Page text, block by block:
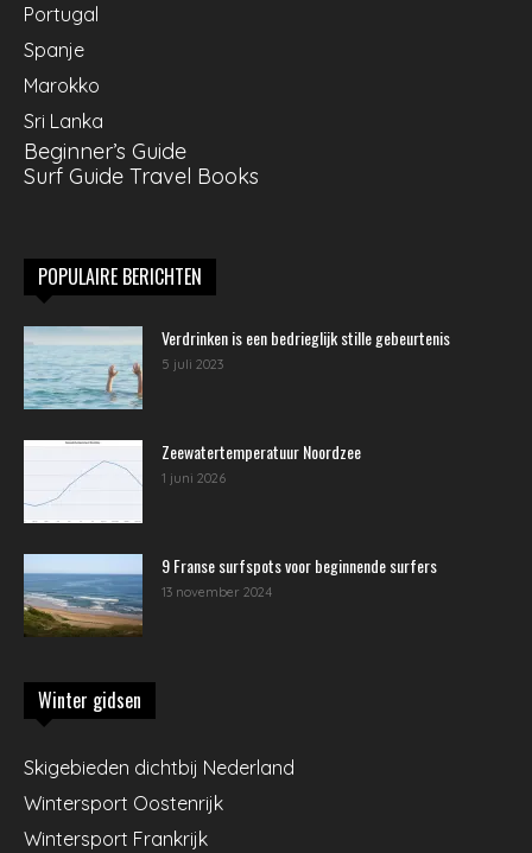
Portugal
Spanje
Marokko
Sri Lanka
Beginner’s Guide
Surf Guide Travel Books
POPULAIRE BERICHTEN
Verdrinken is een bedrieglijk stille gebeurtenis
5 juli 2023
Zeewatertemperatuur Noordzee
1 juni 2026
9 Franse surfspots voor beginnende surfers
13 november 2024
Winter gidsen
Skigebieden dichtbij Nederland
Wintersport Oostenrijk
Wintersport Frankrijk